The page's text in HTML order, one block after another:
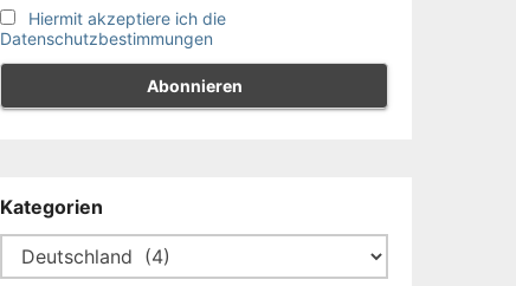
Hiermit akzeptiere ich die
Datenschutzbestimmungen
Kategorien